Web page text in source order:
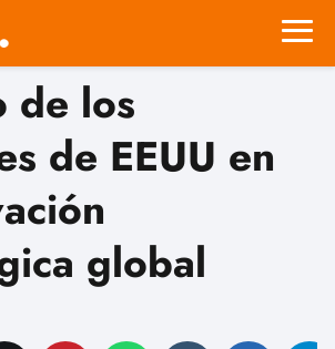
de los
de EEUU en
global